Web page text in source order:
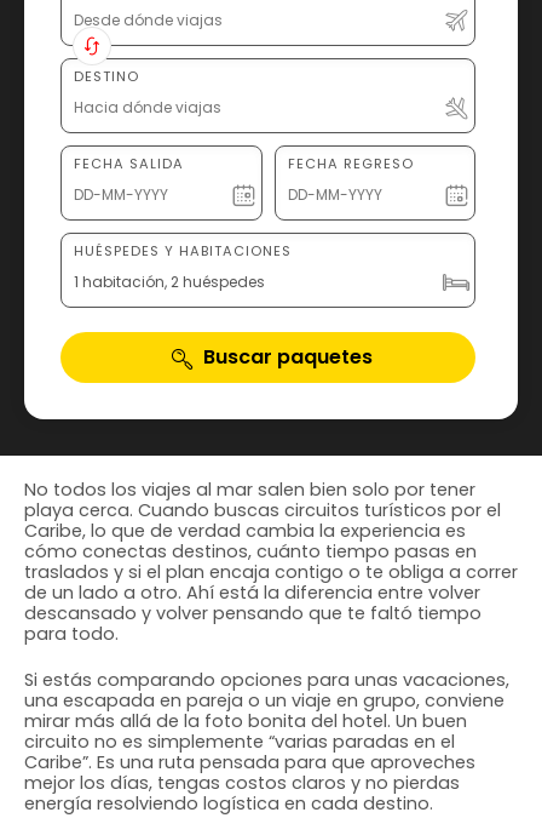
DESTINO
FECHA SALIDA FECHA REGRESO
HUÉSPEDES Y HABITACIONES
1 habitación, 2 huéspedes
Buscar paquetes
No todos los viajes al mar salen bien solo por tener
playa cerca. Cuando buscas circuitos turísticos por el
Caribe, lo que de verdad cambia la experiencia es
cómo conectas destinos, cuánto tiempo pasas en
traslados y si el plan encaja contigo o te obliga a correr
de un lado a otro. Ahí está la diferencia entre volver
descansado y volver pensando que te faltó tiempo
para todo.
Si estás comparando opciones para unas vacaciones,
una escapada en pareja o un viaje en grupo, conviene
mirar más allá de la foto bonita del hotel. Un buen
circuito no es simplemente “varias paradas en el
Caribe”. Es una ruta pensada para que aproveches
mejor los días, tengas costos claros y no pierdas
energía resolviendo logística en cada destino.